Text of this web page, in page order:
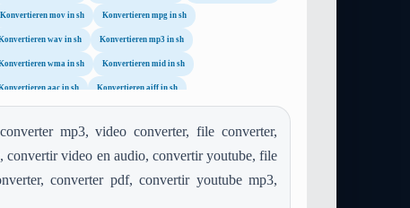
Konvertieren mov in sh Konvertieren mpg in sh
wav in sh Konvertieren mp3 in sh
wma in sh Konvertieren mid in sh
aac in sh Konvertieren aiff in sh
mp3, video converter, file converter,
convertir video en audio, convertir youtube, file
converter pdf, convertir youtube mp3,